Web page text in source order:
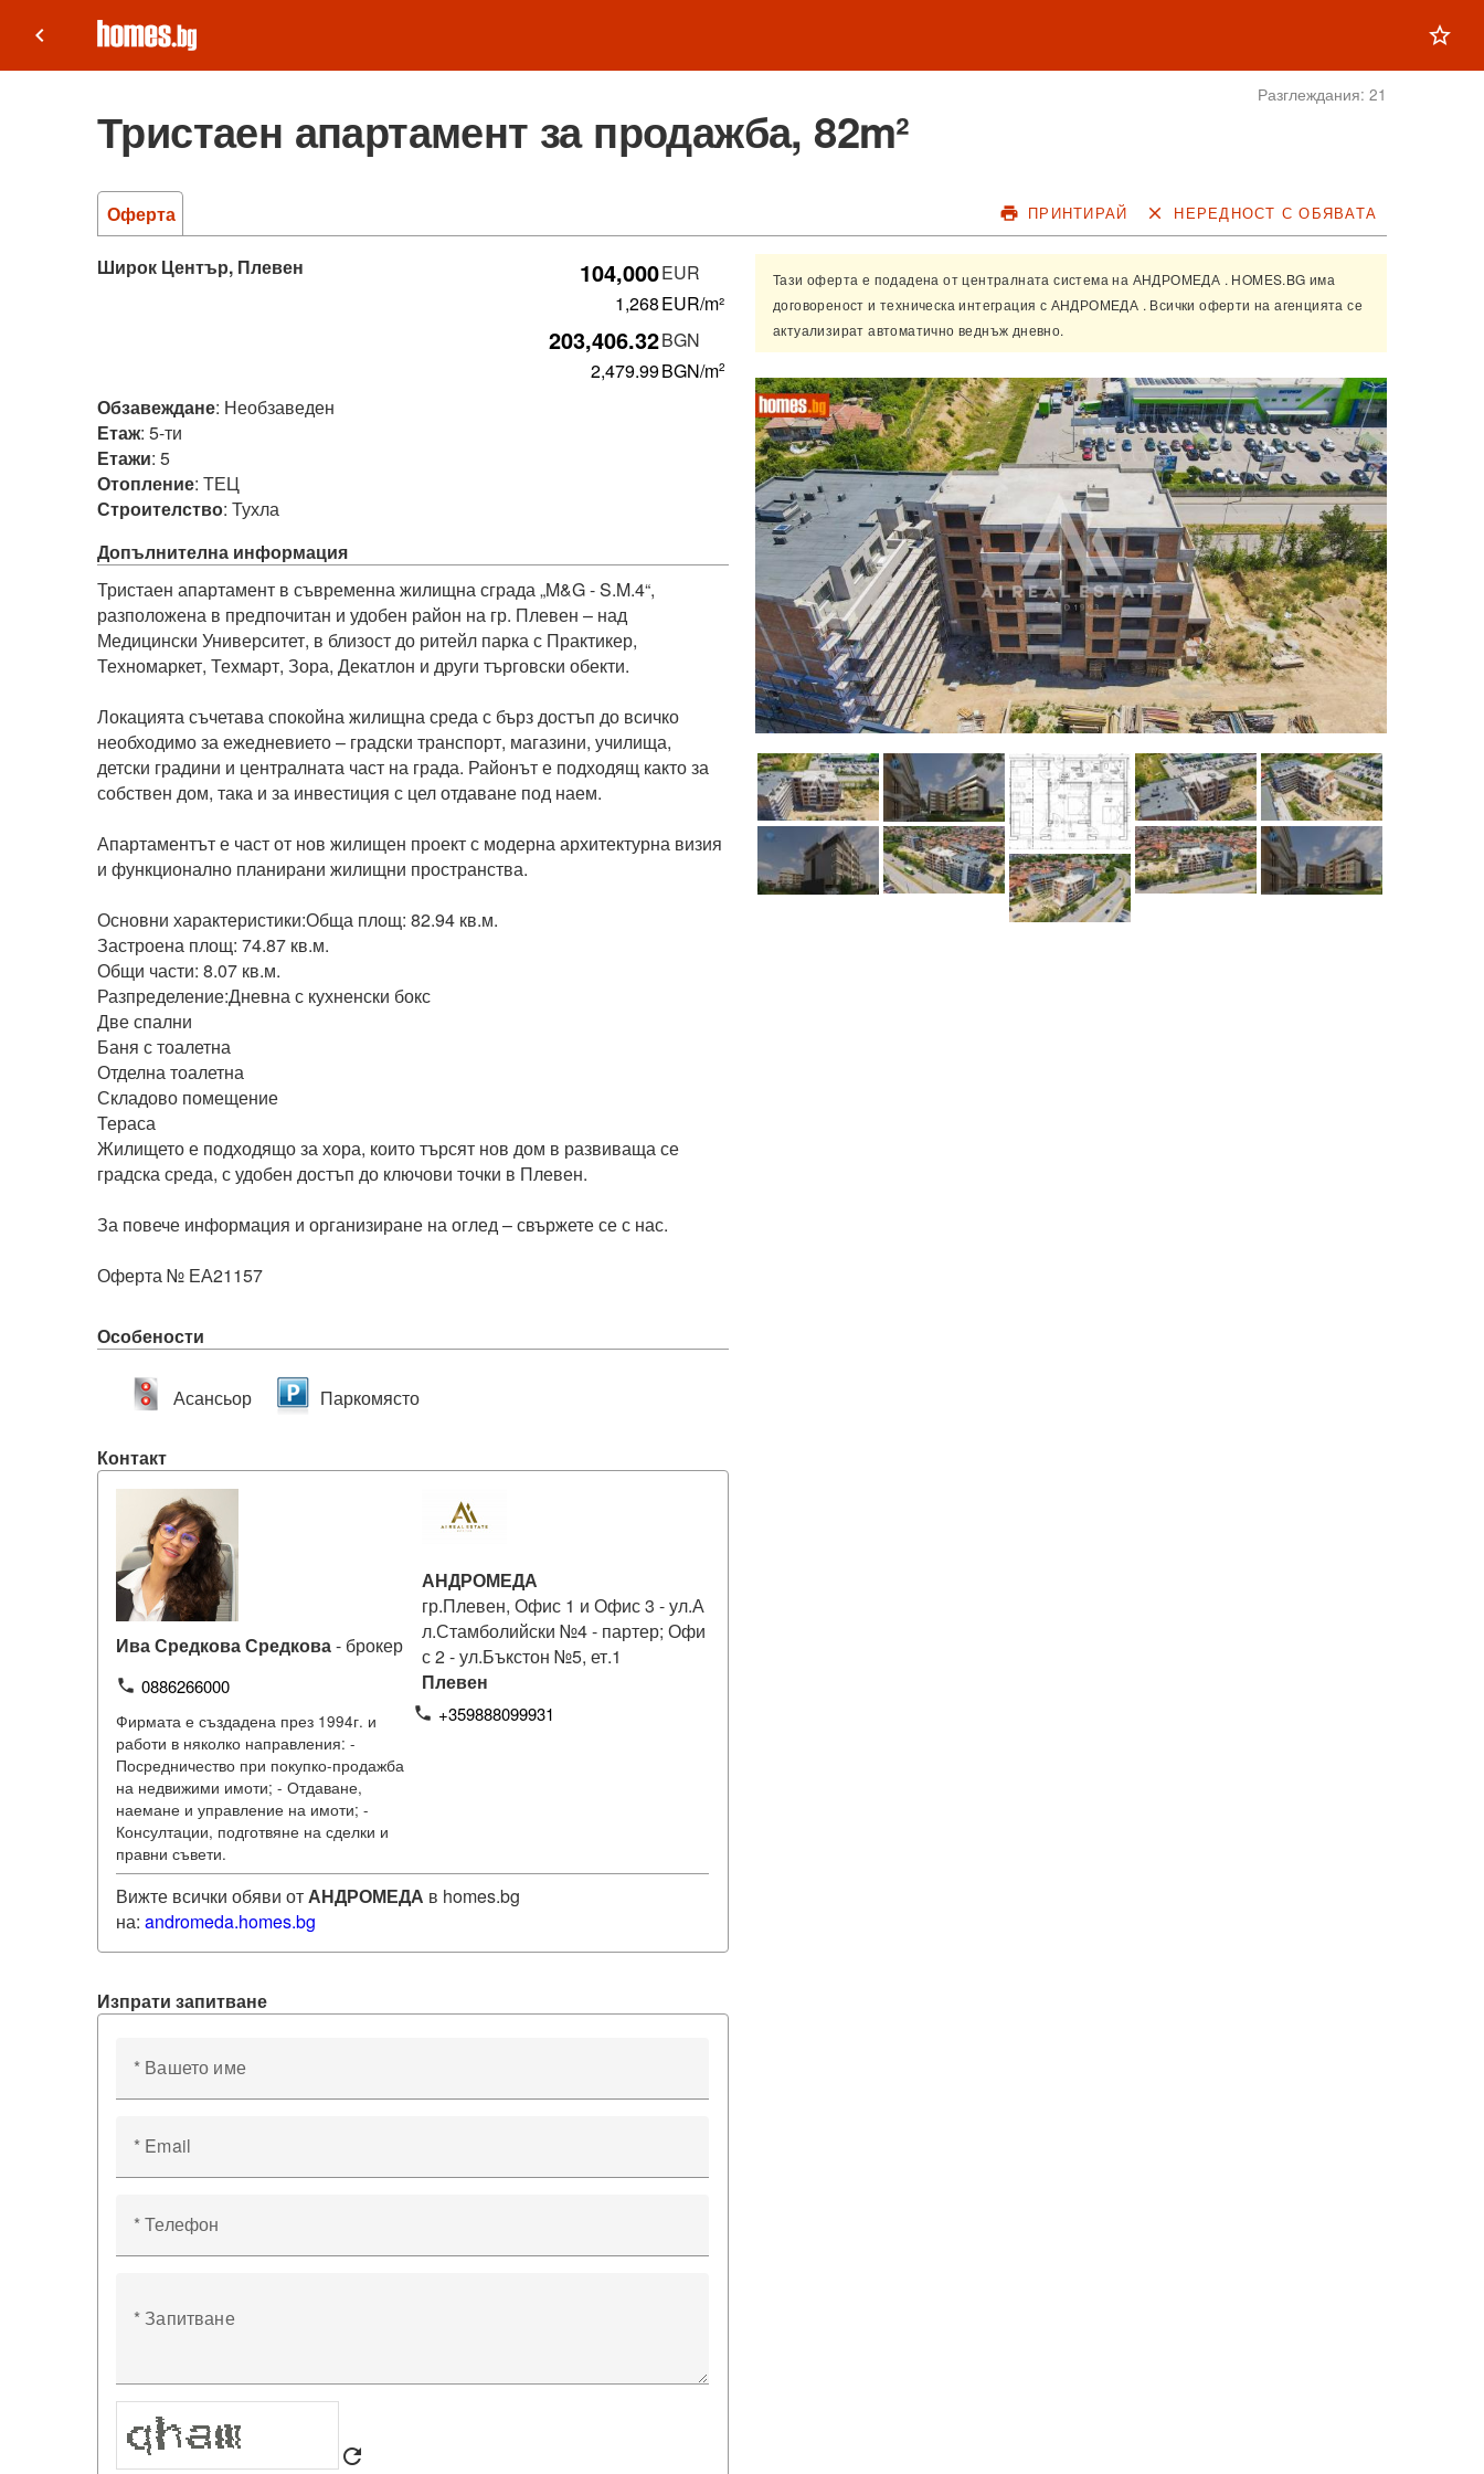
keyboard_arrow_left star_outline
Разглеждания: 21
Тристаен апартамент за продажба, 82m²
Оферта print ПРИНТИРАЙ close НЕРЕДНОСТ С ОБЯВАТА
Тази оферта е подадена от централната система на АНДРОМЕДА . HOMES.BG има
договореност и техническа интеграция с АНДРОМЕДА . Всички оферти на агенцията се
актуализират автоматично веднъж дневно.
Широк Център, Плевен 104,000EUR
1,268EUR/m²
203,406.32BGN
2,479.99BGN/m2
Обзавеждане: Необзаведен
Етаж: 5-ти
Етажи: 5
Отопление: ТЕЦ
Строителство: Тухла
Допълнителна информация
Тристаен апартамент в съвременна жилищна сграда „M&G - S.M.4“,
разположена в предпочитан и удобен район на гр. Плевен – над
Медицински Университет, в близост до ритейл парка с Практикер,
Техномаркет, Техмарт, Зора, Декатлон и други търговски обекти.
Локацията съчетава спокойна жилищна среда с бърз достъп до всичко
необходимо за ежедневието – градски транспорт, магазини, училища,
детски градини и централната част на града. Районът е подходящ както за
собствен дом, така и за инвестиция с цел отдаване под наем.
Апартаментът е част от нов жилищен проект с модерна архитектурна визия
и функционално планирани жилищни пространства.
Основни характеристики:Обща площ: 82.94 кв.м.
Застроена площ: 74.87 кв.м.
Общи части: 8.07 кв.м.
Разпределение:Дневна с кухненски бокс
Две спални
Баня с тоалетна
Отделна тоалетна
Складово помещение
Тераса
Жилището е подходящо за хора, които търсят нов дом в развиваща се
градска среда, с удобен достъп до ключови точки в Плевен.
За повече информация и организиране на оглед – свържете се с нас.
Оферта № ЕА21157
Особености
Асансьор Паркомясто
Контакт
Ива Средкова Средкова- брокер
phone 0886266000
Фирмата е създадена през 1994г. и
работи в няколко направления: -
Посредничество при покупко-продажба
на недвижими имоти; - Отдаване,
наемане и управление на имоти; -
Консултации, подготвяне на сделки и
правни съвети.
АНДРОМЕДА
гр.Плевен, Офис 1 и Офис 3 - ул.А
л.Стамболийски №4 - партер; Офи
с 2 - ул.Бъкстон №5, ет.1
Плевен
phone +359888099931
Вижте всички обяви отАНДРОМЕДА в homes.bg
на: andromeda.homes.bg
Изпрати запитване
* Вашето име
* Email
* Телефон
* Запитване
refresh